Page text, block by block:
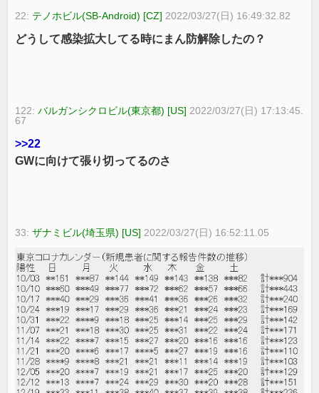
22: テノホビル(SB-Android) [CZ] 2022/03/27(日) 16:49:32.82
どうして感染拡大してる時にまん防解除したの？
122:バルガンシクロビル(東京都) [US] 2022/03/27(日) 17:13:45.
67
>>22
GWに向けて張り切ってるのさ
33:ザナミビル(埼玉県) [US] 2022/03/27(日) 16:52:11.05